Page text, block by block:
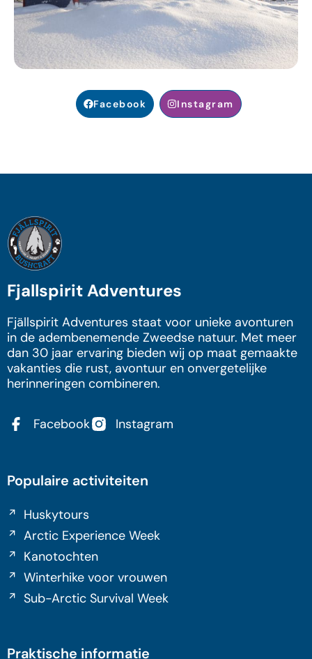
Facebook Instagram
Fjallspirit Adventures
Fjällspirit Adventures staat voor unieke avonturen
in de adembenemende Zweedse natuur. Met meer
dan 30 jaar ervaring bieden wij op maat gemaakte
vakanties die rust, avontuur en onvergetelijke
herinneringen combineren.
Facebook Instagram
Populaire activiteiten
Huskytours
Arctic Experience Week
Kanotochten
Winterhike voor vrouwen
Sub-Arctic Survival Week
Praktische informatie